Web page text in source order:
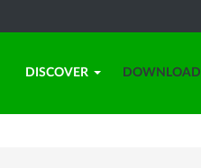
DISCOVER DOWNLOAD